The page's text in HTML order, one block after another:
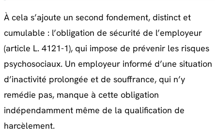
À cela s’ajoute un second fondement, distinct et
cumulable : l’obligation de sécurité de l’employeur
(article L. 4121-1), qui impose de prévenir les risques
psychosociaux. Un employeur informé d’une situation
d’inactivité prolongée et de souffrance, qui n’y
remédie pas, manque à cette obligation
indépendamment même de la qualification de
harcèlement.